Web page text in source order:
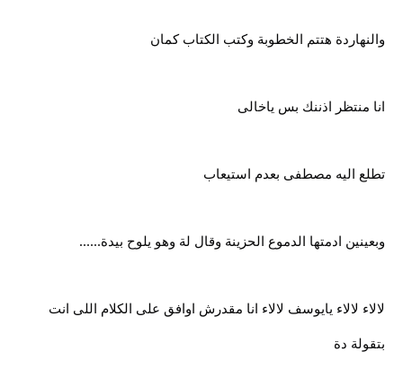
والنهاردة هتتم الخطوبة وكتب الكتاب كمان
انا منتظر اذننك بس ياخالى
تطلع اليه مصطفى بعدم استيعاب
وبعينين ادمتها الدموع الحزينة وقال لة وهو يلوح بيدة......
لالاء لالاء يايوسف لالاء انا مقدرش اوافق على الكلام اللى انت
بتقولة دة